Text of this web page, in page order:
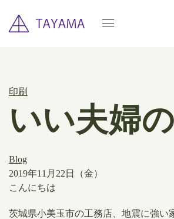
印刷
いい夫婦
Blog
2019年11月22日（金）
​こんにちは
茨城県小美玉市の工務店、地震に強い